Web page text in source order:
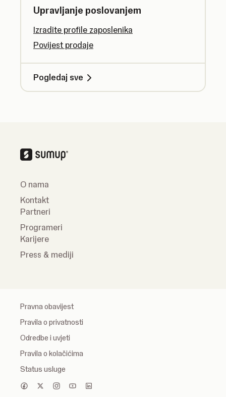
Upravljanje poslovanjem
Izradite profile zaposlenika
Povijest prodaje
Pogledaj sve
O nama
Kontakt
Partneri
Programeri
Karijere
Press & mediji
Pravna obavijest
Pravila o privatnosti
Odredbe i uvjeti
Pravila o kolačićima
Status usluge